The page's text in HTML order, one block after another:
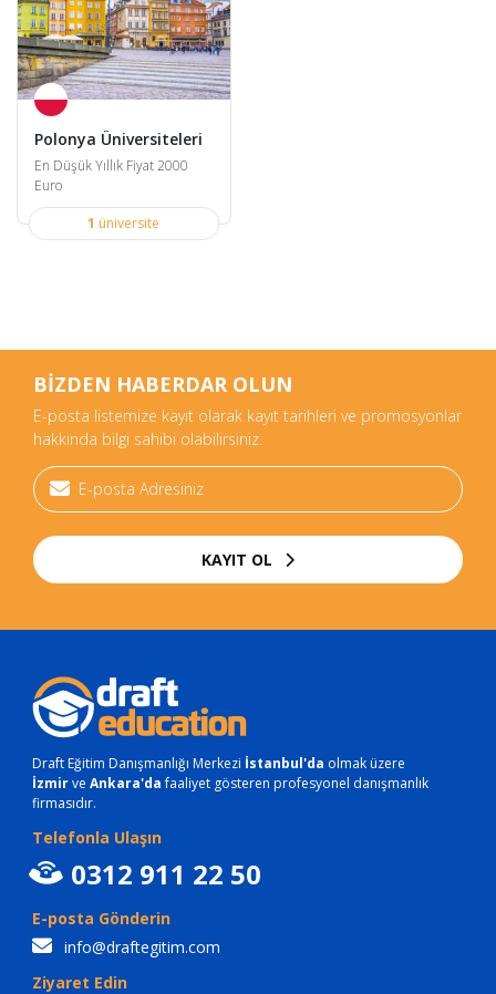
Polonya Üniversiteleri
En Düşük Yıllık Fiyat 2000
Euro
1 üniversite
BİZDEN HABERDAR OLUN
E-posta listemize kayıt olarak kayıt tarihleri ve promosyonlar
hakkında bilgi sahibi olabilirsiniz.
KAYIT OL
Draft Eğitim Danışmanlığı Merkezi İstanbul'da olmak üzere
İzmirve Ankara'dafaaliyet gösteren profesyonel danışmanlık
firmasıdır.
Telefonla Ulaşın
0312 911 22 50
E-posta Gönderin
info@draftegitim.com
Ziyaret Edin